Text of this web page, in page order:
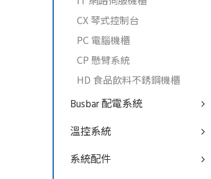
CX 琴式控制台
PC 電腦機櫃
CP 懸臂系統
HD 食品飲料不銹鋼機櫃
Busbar 配電系統
溫控系統
系統配件